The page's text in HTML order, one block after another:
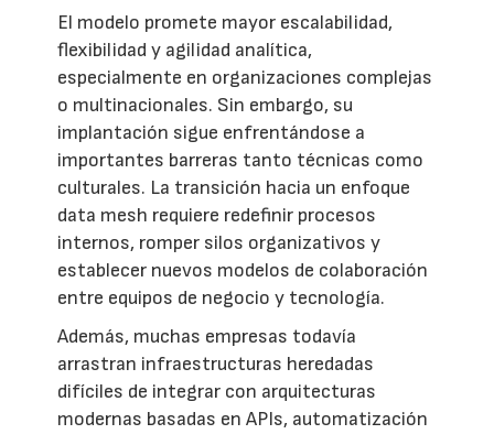
El modelo promete mayor escalabilidad,
flexibilidad y agilidad analítica,
especialmente en organizaciones complejas
o multinacionales. Sin embargo, su
implantación sigue enfrentándose a
importantes barreras tanto técnicas como
culturales. La transición hacia un enfoque
data mesh requiere redefinir procesos
internos, romper silos organizativos y
establecer nuevos modelos de colaboración
entre equipos de negocio y tecnología.
Además, muchas empresas todavía
arrastran infraestructuras heredadas
difíciles de integrar con arquitecturas
modernas basadas en APIs, automatización